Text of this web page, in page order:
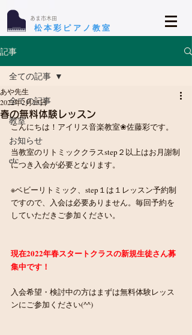
​あま市木田
​松本彩ピアノ教室
記事
全ての記事
教室
お知らせ
etc
全ての記事
春の無料体験レッスン
あや先生
2022年2月25日
こんにちは！アイリス音楽教室❀佐藤彩です。
当教室のリトミッククラスstep２以上はお月謝制
につき入会が必要となります。
※ベビーリトミック、step１は１レッスン予約制
ですので、入会は必要ありません。毎回予約を
していただきご参加ください。
現在2022年春スタートクラスの新規生徒さん募
集中です！
入会希望・検討中の方はまずは無料体験レッス
ンにご参加ください(^^)